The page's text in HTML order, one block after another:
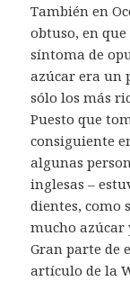
También en
obtuso, en
síntoma de
azúcar era un
sólo los más
Puesto que
consiguiente
algunas
inglesas –
dientes, como
mucho azúcar
Gran parte de
artículo de la